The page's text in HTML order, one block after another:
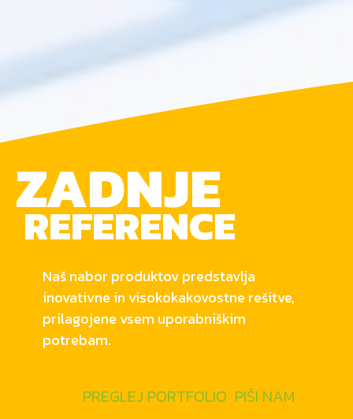
ZADNJE
REFERENCE
Naš nabor produktov predstavlja
inovativne in visokokakovostne rešitve,
prilagojene vsem uporabniškim
potrebam.
PREGLEJ PORTFOLIO PIŠI NAM